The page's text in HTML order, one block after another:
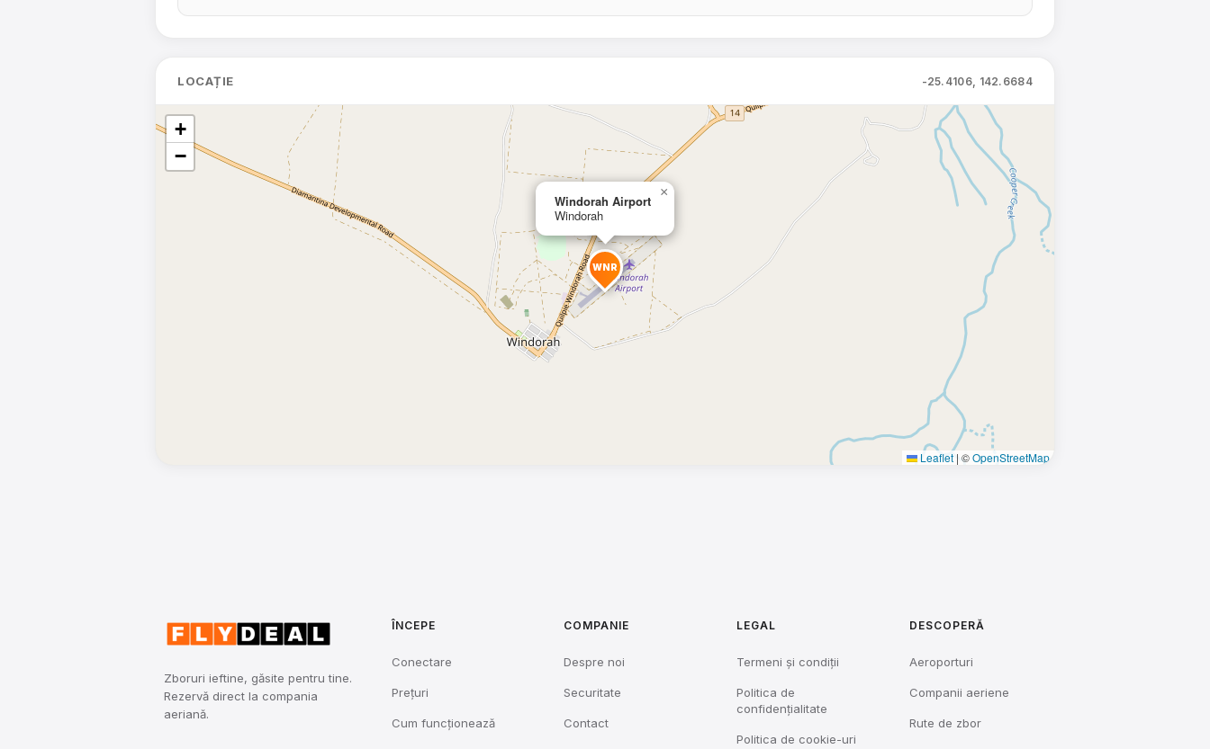
LOCAȚIE -25.4106, 142.6684
WNR
Windorah Airport
Windorah
×
+
−
Leaflet | ©OpenStreetMap
Zboruri ieftine, găsite pentru tine.
Rezervă direct la compania
aeriană.
ÎNCEPE
Conectare
Prețuri
Cum funcționează
COMPANIE
Despre noi
Securitate
Contact
LEGAL
Termeni și condiții
Politica de
confidențialitate
Politica de cookie-uri
DESCOPERĂ
Aeroporturi
Companii aeriene
Rute de zbor